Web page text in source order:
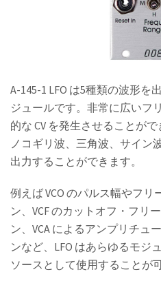
A-145-1 LFO は5種類の波形を
ジュールです。非常に広いフ
的な CV を発生させることが
ノコギリ波、三角波、サイン
出力することができます。
例えば VCO のパルス幅やフ
ン、VCF のカットオフ・フリ
ン、VCA によるアンプリチュ
ンなど、LFO はあらゆるモジ
ソースとして使用することが